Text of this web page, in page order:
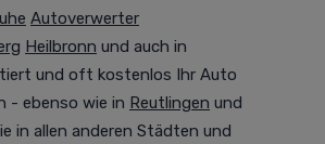
Autoverwerter
Heilbronn und auch in
und oft kostenlos Ihr Auto
- ebenso wie in Reutlingen und
in allen anderen Städten und